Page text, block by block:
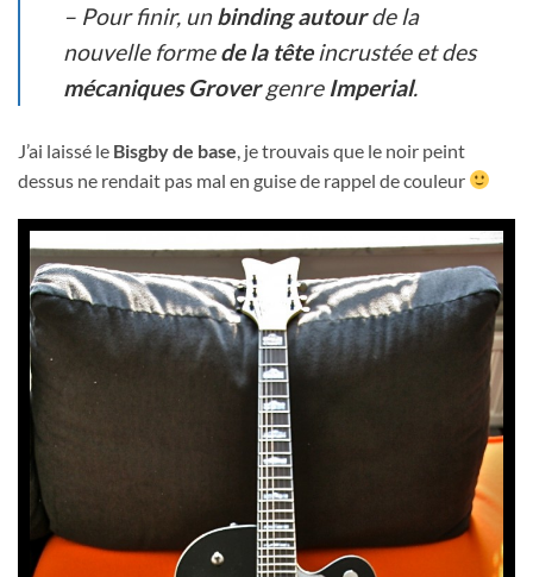
– Pour finir, un binding autourde la
nouvelle formede la têteincrustée et des
mécaniques Grovergenre Imperial.
J’ai laissé le Bisgby de base , je trouvais que le noir peint
dessus ne rendait pas mal en guise de rappel de couleur